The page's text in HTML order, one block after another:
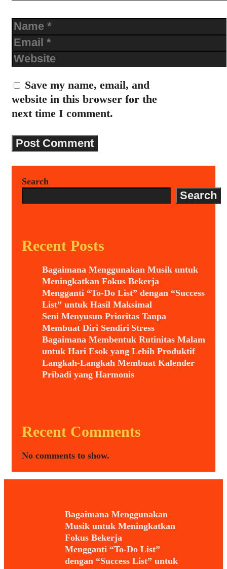
Name
Email
Website
Save my name, email, and
website in this browser for the
next time I comment.
Search
Search
Recent Posts
Bagaimana Menggunakan Musik untuk
Meningkatkan Fokus Bekerja
Mengganti “To-Do List” dengan “Success
List” untuk Hasil Maksimal
Seni Menyusun Prioritas Tanpa
Membuat Diri Sendiri Stress
Bagaimana Membentuk Rutinitas Malam
untuk Hari Esok yang Lebih Produktif
Langkah-Langkah Membuat Kalender
Pribadi yang Harmonis
Recent Comments
No comments to show.
Bagaimana Menggunakan
Musik untuk Meningkatkan
Fokus Bekerja
Mengganti “To-Do List”
dengan “Success List” untuk